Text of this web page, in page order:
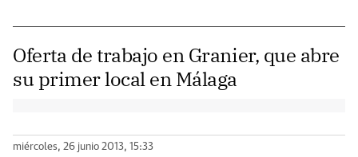
Oferta de trabajo en Granier, que abre
su primer local en Málaga
miércoles, 26 junio 2013, 15:33